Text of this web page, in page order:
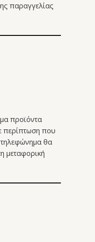
παραγγελίας
προϊόντα
περίπτωση που
θα
μεταφορική